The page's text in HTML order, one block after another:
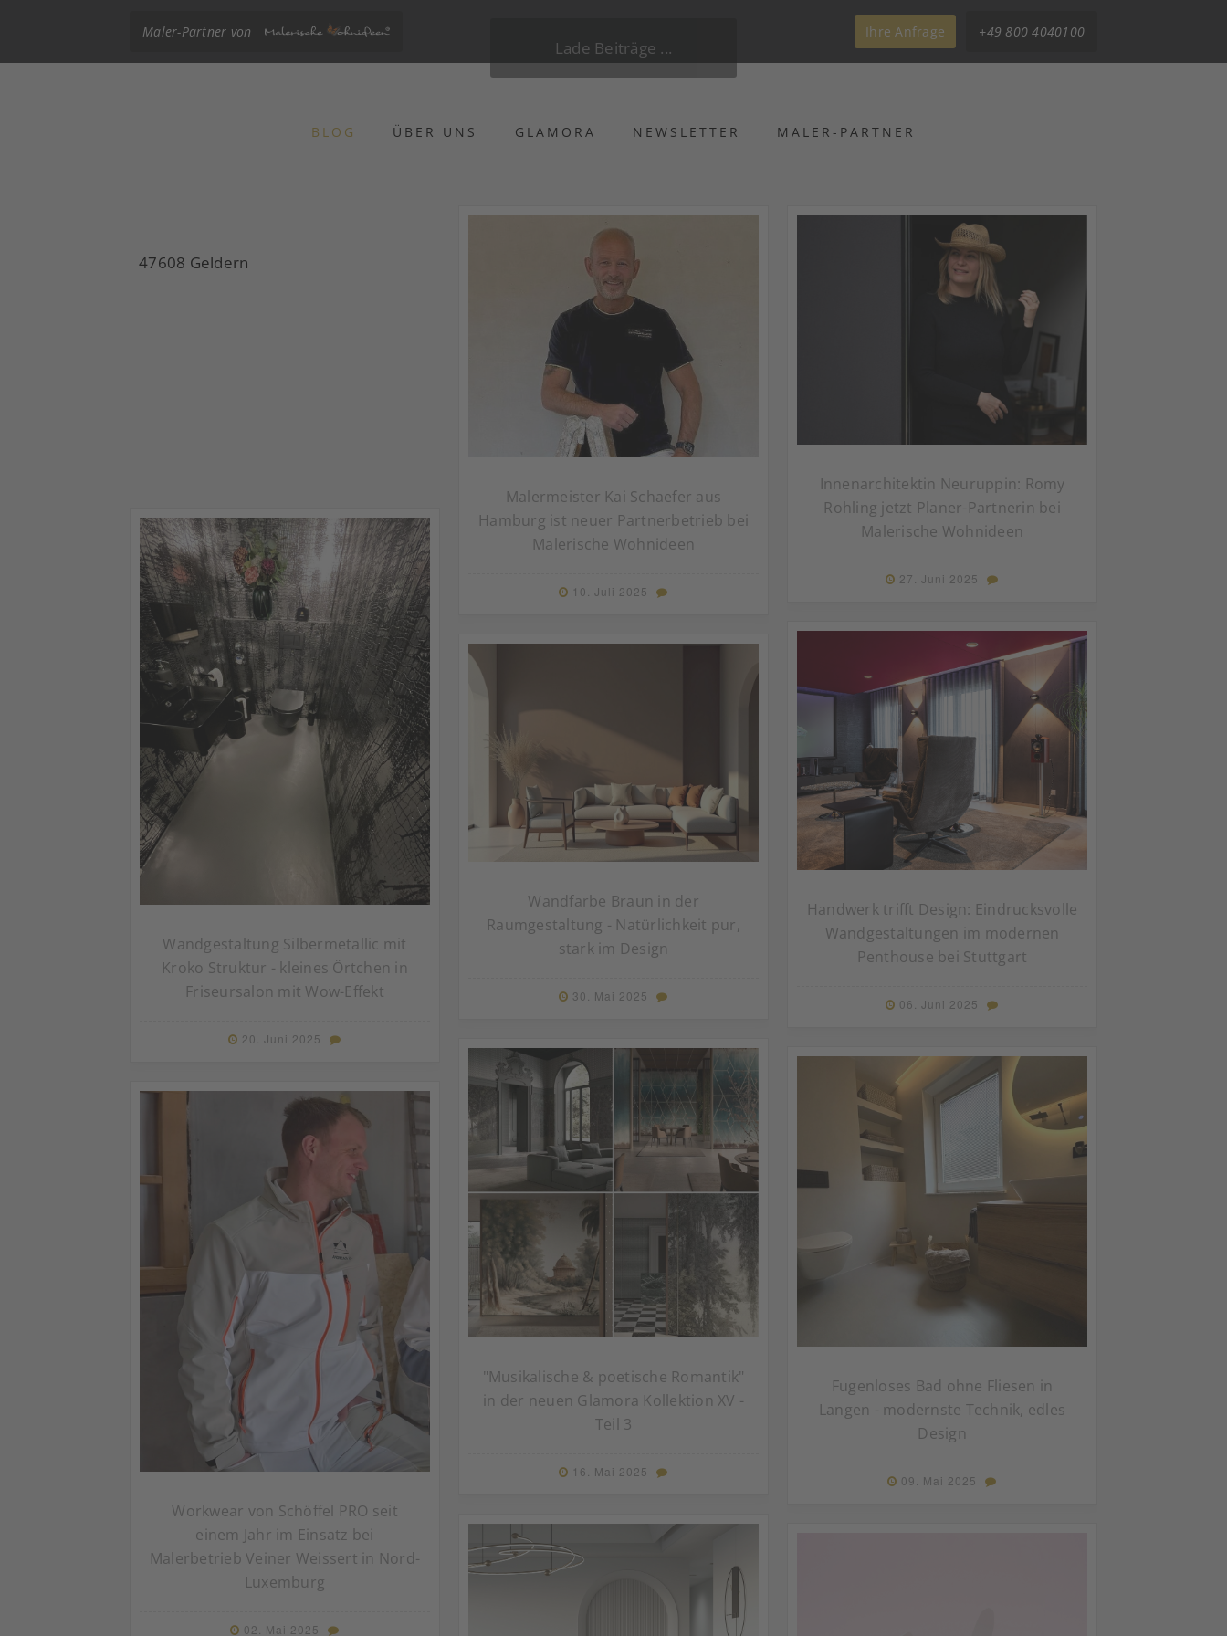
Maler-Partner von Ihre Anfrage +49 800 4040100
BLOG ÜBER UNS GLAMORA NEWSLETTER MALER-PARTNER
47608 Geldern
Malermeister Kai Schaefer aus
Hamburg ist neuer Partnerbetrieb bei
Malerische Wohnideen
10. Juli 2025
Innenarchitektin Neuruppin: Romy
Rohling jetzt Planer-Partnerin bei
Malerische Wohnideen
27. Juni 2025
Wandgestaltung Silbermetallic mit
Kroko Struktur - kleines Örtchen in
Friseursalon mit Wow-Effekt
20. Juni 2025
Handwerk trifft Design: Eindrucksvolle
Wandgestaltungen im modernen
Penthouse bei Stuttgart
06. Juni 2025
Wandfarbe Braun in der
Raumgestaltung - Natürlichkeit pur,
stark im Design
30. Mai 2025
"Musikalische & poetische Romantik"
in der neuen Glamora Kollektion XV -
Teil 3
16. Mai 2025
Fugenloses Bad ohne Fliesen in
Langen - modernste Technik, edles
Design
09. Mai 2025
Workwear von Schöffel PRO seit
einem Jahr im Einsatz bei
Malerbetrieb Veiner Weissert in Nord-
Luxemburg
02. Mai 2025
Lade Beiträge ...